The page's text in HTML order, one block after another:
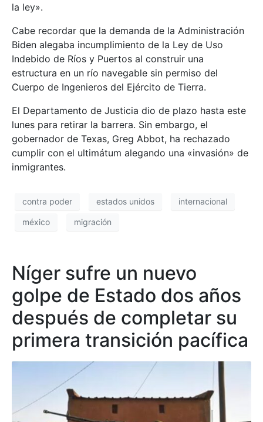
la ley».
Cabe recordar que la demanda de la Administración
Biden alegaba incumplimiento de la Ley de Uso
Indebido de Ríos y Puertos al construir una
estructura en un río navegable sin permiso del
Cuerpo de Ingenieros del Ejército de Tierra.
El Departamento de Justicia dio de plazo hasta este
lunes para retirar la barrera. Sin embargo, el
gobernador de Texas, Greg Abbot, ha rechazado
cumplir con el ultimátum alegando una «invasión» de
inmigrantes.
contra poder estados unidos internacional
méxico migración
Níger sufre un nuevo
golpe de Estado dos años
después de completar su
primera transición pacífica